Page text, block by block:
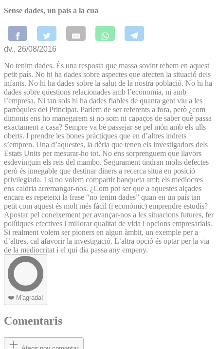
Sense dades, un país a la cua
dv., 26/08/2016
No tenim dades. És una resposta que massa sovint rebem en aquest
petit país. No hi ha dades sobre aspectes que afecten la situació dels
infants. No hi ha dades sobre la salut de la nostra població. No hi ha
dades sobre qüestions relacionades amb l’economia, ni amb
l’empresa. Ni tan sols hi ha dades fiables de quanta gent viu a les
parròquies del Principat. Parlem de ser referents a fora, però ¿com
dimonis ens ho manegarem si no som ni capaços de saber què passa
exactament a casa? Sempre va bé passejar-se pel món amb els ulls
oberts. I prendre les bones pràctiques que en d’altres indrets
s’empren. Una d’aquestes, la dèria que tenen els investigadors dels
Estats Units per mesurar-ho tot. No ens sorprenguem que llavors
esdevinguin els reis del mambo. Segurament tindran molts defectes
però és innegable que destinar diners a recerca situa en posició
privilegiada. I si no volem compartir banqueta amb els mediocres
ens caldria arremangar-nos. ¿Com pot ser que a aquestes alçades
encara es repeteixi la frase “no tenim dades” quan en un país tan
petit com aquest és molt més fàcil (i econòmic) emprendre estudis?
Apostar pel coneixement per avançar-nos a les situacions futures, fer
polítiques efectives i millorar qualitat de vida i opcions empresarials.
Si realment volem ser pioners en algun àmbit, un exemple per a
d’altres, cal afavorir la investigació. L’altra opció és optar per la via
de la mediocritat i el qui dia passa any empeny.
❤️ M'agrada!
Comentaris